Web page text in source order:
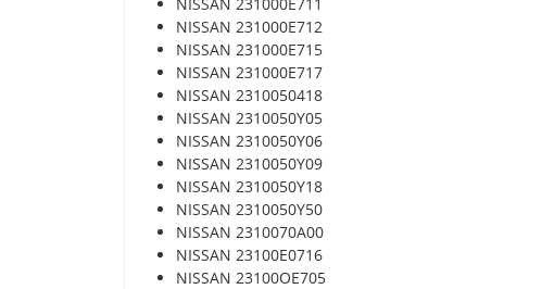
NISSAN 231000E712
NISSAN 231000E715
NISSAN 231000E717
NISSAN 2310050418
NISSAN 2310050Y05
NISSAN 2310050Y06
NISSAN 2310050Y09
NISSAN 2310050Y18
NISSAN 2310050Y50
NISSAN 2310070A00
NISSAN 23100E0716
NISSAN 23100OE705